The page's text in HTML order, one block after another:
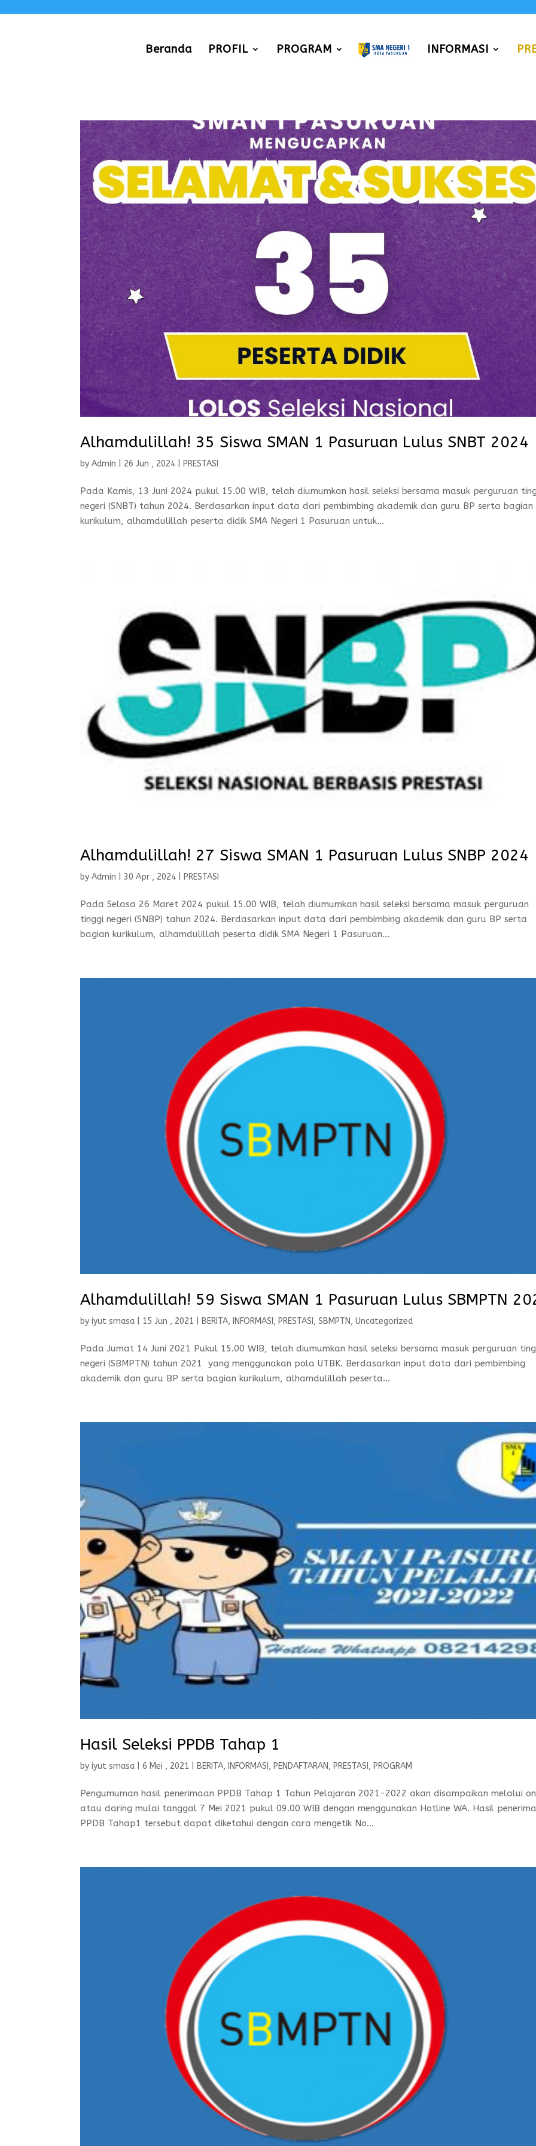
Beranda PROFIL PROGRAM INFORMASI
Alhamdulillah! 35 Siswa SMAN 1 Pasuruan Lulus SNBT 2024
byAdmin 26 Jun , 2024 PRESTASI
Pada Kamis, 13 Juni 2024 pukul 15.00 WIB, telah diumumkan hasil seleksi bersama masuk perguruan
negeri (SNBT) tahun 2024. Berdasarkan input data dari pembimbing akademik dan guru BP serta bagian
kurikulum, alhamdulillah peserta didik SMA Negeri 1 Pasuruan untuk...
Alhamdulillah! 27 Siswa SMAN 1 Pasuruan Lulus SNBP 2024
byAdmin |30 Apr , 2024 PRESTASI
Pada Selasa 26 Maret 2024 pukul 15.00 WIB, telah diumumkan hasil seleksi bersama masuk perguruan
tinggi negeri (SNBP) tahun 2024. Berdasarkan input data dari pembimbing akademik dan guru BP serta
bagian kurikulum, alhamdulillah peserta didik SMA Negeri 1 Pasuruan...
Alhamdulillah! 59 Siswa SMAN 1 Pasuruan Lulus SBMPTN
byiyut smasa 15 Jun , 2021 BERITA, INFORMASI , PRESTASI ,SBMPTN,Uncategorized
Pada Jumat 14 Juni 2021 Pukul 15.00 WIB, telah diumumkan hasil seleksi bersama masuk perguruan
negeri (SBMPTN) tahun 2021 yang menggunakan pola UTBK. Berdasarkan input data dari pembimbing
akademik dan guru BP serta bagian kurikulum, alhamdulillah peserta...
Hasil Seleksi PPDB Tahap 1
byiyut smasa |6 Mei , 2021 BERITA, INFORMASI , PENDAFTARAN, PRESTASI , PROGRAM
Pengumuman hasil penerimaan PPDB Tahap 1 Tahun Pelajaran 2021-2022 akan disampaikan melalui
atau daring mulai tanggal 7 Mei 2021 pukul 09.00 WIB dengan menggunakan Hotline WA. Hasil
PPDB Tahap1 tersebut dapat diketahui dengan cara mengetik No...